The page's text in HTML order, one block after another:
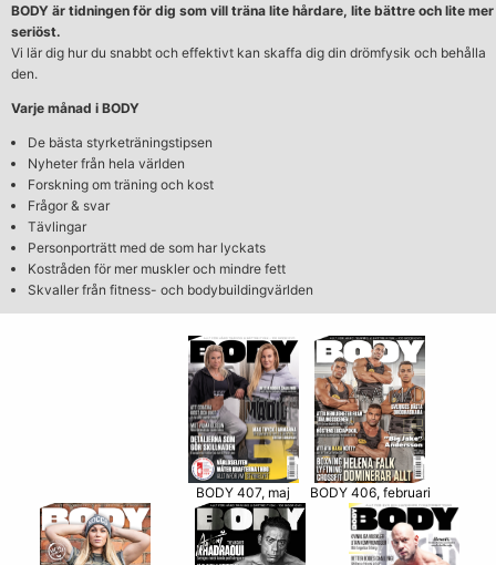
BODY är tidningen för dig som vill träna lite hårdare, lite bättre och lite mer
seriöst.
Vi lär dig hur du snabbt och effektivt kan skaffa dig din drömfysik och behålla
den.
Varje månad i BODY
De bästa styrketräningstipsen
Nyheter från hela världen
Forskning om träning och kost
Frågor & svar
Tävlingar
Personporträtt med de som har lyckats
Kostråden för mer muskler och mindre fett
Skvaller från fitness- och bodybuildingvärlden
BODY 407, maj BODY 406, februari